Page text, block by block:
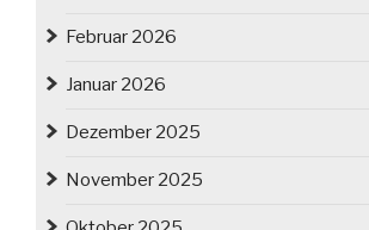
Februar 2026
Januar 2026
Dezember 2025
November 2025